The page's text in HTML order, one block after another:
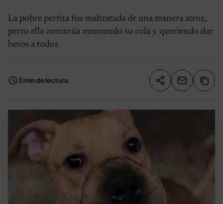
La pobre perrita fue maltratada de una manera atroz,
perro ella continúa meneando su cola y queriendo dar
besos a todos
3 min de lectura Compartir